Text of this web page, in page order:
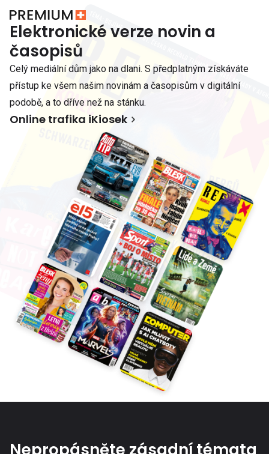
Elektronické verze novin a
časopisů
Celý mediální dům jako na dlani. S předplatným získáváte
přístup ke všem našim novinám a časopisům v digitální
podobě, a to dříve než na stánku.
Online trafika iKiosek